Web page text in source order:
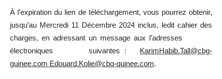
À l’expiration du lien de téléchargement, vous pourrez obtenir,
jusqu’au Mercredi 11 Décembre 2024 inclus, ledit cahier des
charges, en adressant un message aux l’adresses
électroniques suivantes :
KarimHabib.Tall@cbg-
guinee.com Edouard.Kolie@cbq-quinee.com.